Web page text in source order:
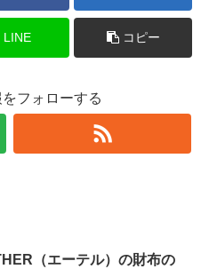
LINE コピー
フォローする
（エーテル）の財布の